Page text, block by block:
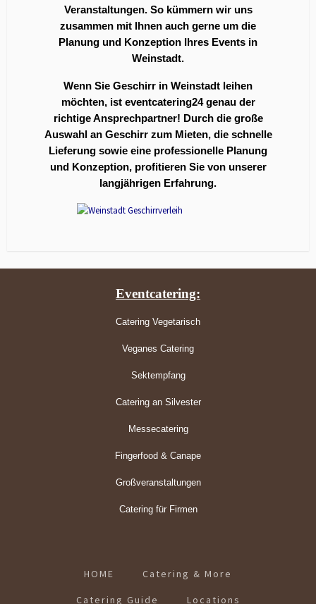
Veranstaltungen. So kümmern wir uns
zusammen mit Ihnen auch gerne um die
Planung und Konzeption Ihres Events in
Weinstadt.
Wenn Sie Geschirr in Weinstadt leihen
möchten, ist eventcatering24 genau der
richtige Ansprechpartner! Durch die große
Auswahl an Geschirr zum Mieten, die schnelle
Lieferung sowie eine professionelle Planung
und Konzeption, profitieren Sie von unserer
langjährigen Erfahrung.
Eventcatering:
Catering Vegetarisch
Veganes Catering
Sektempfang
Catering an Silvester
Messecatering
Fingerfood & Canape
Großveranstaltungen
Catering für Firmen
HOME Catering & More
Catering Guide Locations